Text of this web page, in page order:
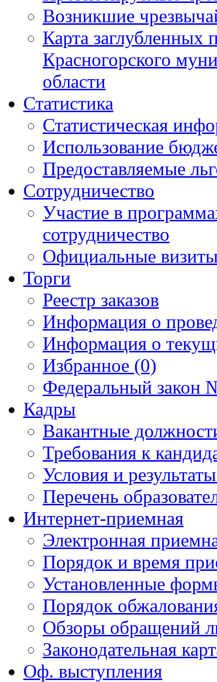
Возникшие
Карта
Красногорского
области
Статистика
Статистическая
Использование
Предоставляемые
Сотрудничество
Участие в
сотрудничество
Официальные
Торги
Реестр заказов
Информация о
Информация о
Избранное (0)
Федеральный закон
Кадры
Вакантные
Требования к
Условия и
Перечень
Интернет-приемная
Электронная
Порядок и время
Установленные
Порядок
Обзоры обращений
Законодательная
Оф. выступления